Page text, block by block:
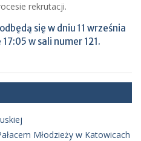
rekrutacji.
się w dniu 11 września
w sali numer 121.
Młodzieży w Katowicach